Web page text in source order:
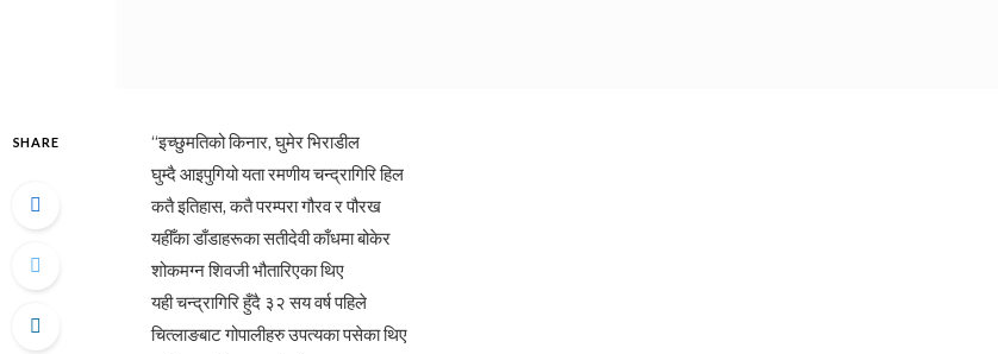
SHARE
“इच्छुमतिको किनार, घुमेर भिराडील
घुम्दै आइपुगियो यता रमणीय चन्द्रागिरि हिल
कतै इतिहास, कतै परम्परा गौरव र पौरख
यहीँका डाँडाहरूका सतीदेवी काँधमा बोकेर
शोकमग्न शिवजी भौतारिएका थिए
यही चन्द्रागिरि हुँदै ३२ सय वर्ष पहिले
चित्लाङबाट गोपालीहरु उपत्यका पसेका थिए